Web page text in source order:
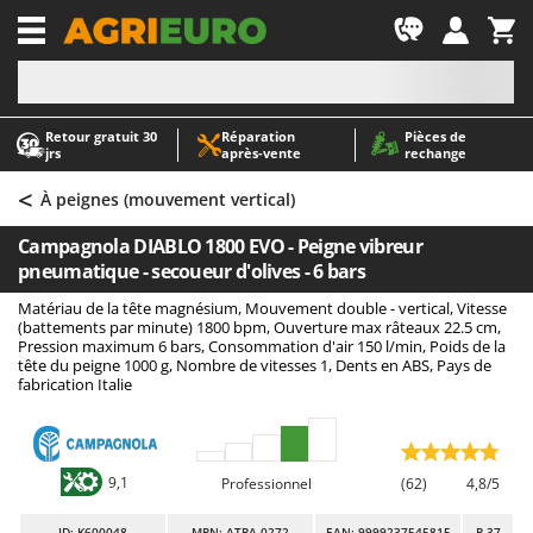
Retour gratuit 30
jrs
Réparation
après‑vente
Pièces de
rechange
-1
A
Abris de jardin
Accessoires pour tracteurs tondeuses autoportés
Aérateurs Scarificateurs pour gazon
Arracheuses de pommes de terre pour tracteur
Aspirateurs - Balais Électriques
Aspirateurs à cendres
Aspirateurs à feuilles sur roues
Aspirateurs Multifonctions
Atomiseurs agricoles pour tracteurs
A
AgriEuro Premium
AgriEuro TOP-LINE
AGT
Aima
Airmec
AL-KO
Alce
Alpina
< À peignes (mouvement vertical)
Campagnola DIABLO 1800 EVO - Peigne vibreur
pneumatique - secoueur d'olives - 6 bars
Matériau de la tête magnésium, Mouvement double - vertical, Vitesse
(battements par minute) 1800 bpm, Ouverture max râteaux 22.5 cm,
Pression maximum 6 bars, Consommation d'air 150 l/min, Poids de la
tête du peigne 1000 g, Nombre de vitesses 1, Dents en ABS, Pays de
fabrication Italie
9,1 Professionnel (62) 4,8/5